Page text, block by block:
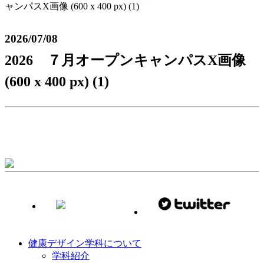
ャンパスX画像 (600 x 400 px) (1)
2026/07/08
2026 ７月オープンキャンパスX画像
(600 x 400 px) (1)
健康デザイン学科について
学科紹介